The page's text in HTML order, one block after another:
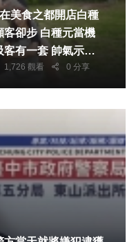
1,726 觀看 0 分享